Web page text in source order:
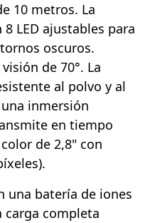
10 metros. La
LED ajustables para
oscuros.
de 70°. La
al polvo y al
inmersión
en tiempo
de 2,8" con
una batería de iones
carga completa